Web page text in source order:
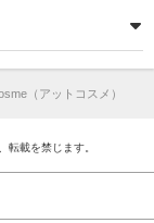
（アットコスメ）
転載を禁じます。